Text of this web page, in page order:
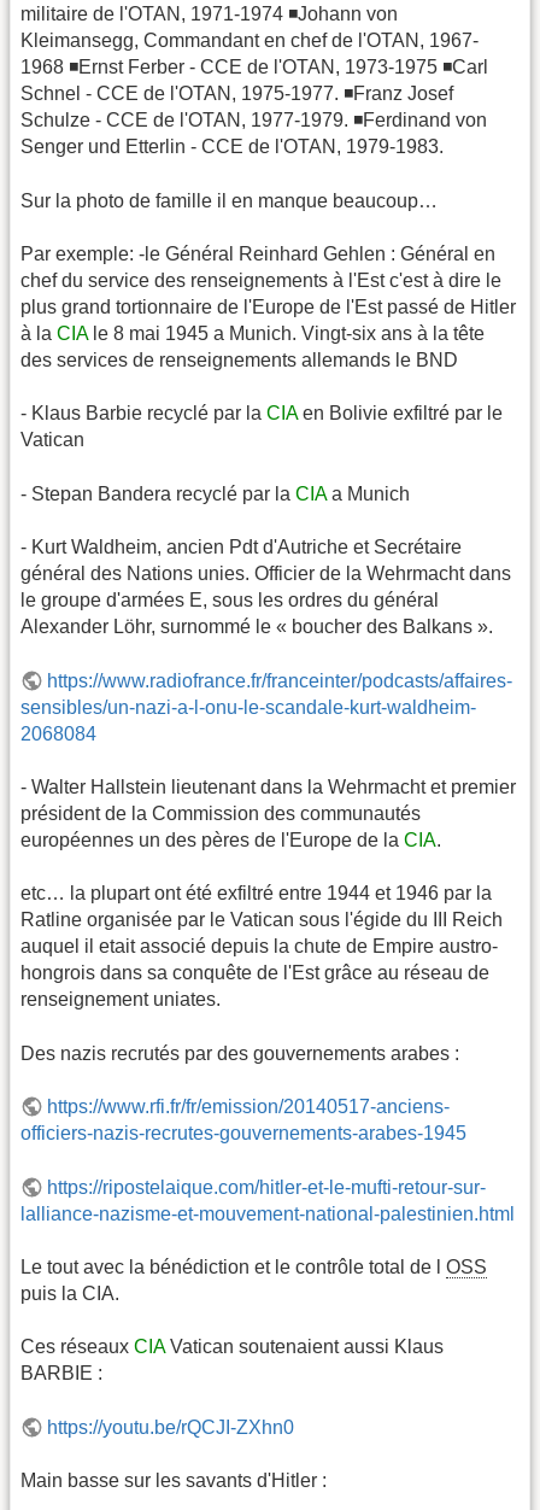
militaire de l'OTAN, 1971-1974 ◾️Johann von
Kleimansegg, Commandant en chef de l'OTAN, 1967-
1968 ◾️Ernst Ferber - CCE de l'OTAN, 1973-1975 ◾️Carl
Schnel - CCE de l'OTAN, 1975-1977. ◾️Franz Josef
Schulze - CCE de l'OTAN, 1977-1979. ◾️Ferdinand von
Senger und Etterlin - CCE de l'OTAN, 1979-1983.
Sur la photo de famille il en manque beaucoup…
Par exemple: -le Général Reinhard Gehlen : Général en
chef du service des renseignements à l'Est c'est à dire le
plus grand tortionnaire de l'Europe de l'Est passé de Hitler
à la CIAle 8 mai 1945 a Munich. Vingt-six ans à la tête
des services de renseignements allemands le BND
- Klaus Barbie recyclé par la CIAen Bolivie exfiltré par le
Vatican
- Stepan Bandera recyclé par la CIAa Munich
- Kurt Waldheim, ancien Pdt d'Autriche et Secrétaire
général des Nations unies. Officier de la Wehrmacht dans
le groupe d'armées E, sous les ordres du général
Alexander Löhr, surnommé le « boucher des Balkans ».
https://www.radiofrance.fr/franceinter/podcasts/affaires-
sensibles/un-nazi-a-l-onu-le-scandale-kurt-waldheim-
2068084
- Walter Hallstein lieutenant dans la Wehrmacht et premier
président de la Commission des communautés
européennes un des pères de l'Europe de la CIA.
etc… la plupart ont été exfiltré entre 1944 et 1946 par la
Ratline organisée par le Vatican sous l'égide du III Reich
auquel il etait associé depuis la chute de Empire austro-
hongrois dans sa conquête de l'Est grâce au réseau de
renseignement uniates.
Des nazis recrutés par des gouvernements arabes :
https://www.rfi.fr/fr/emission/20140517-anciens-
officiers-nazis-recrutes-gouvernements-arabes-1945
https://ripostelaique.com/hitler-et-le-mufti-retour-sur-
lalliance-nazisme-et-mouvement-national-palestinien.html
Le tout avec la bénédiction et le contrôle total de l OSS
puis la CIA.
Ces réseaux CIAVatican soutenaient aussi Klaus
BARBIE :
https://youtu.be/rQCJI-ZXhn0
Main basse sur les savants d'Hitler :